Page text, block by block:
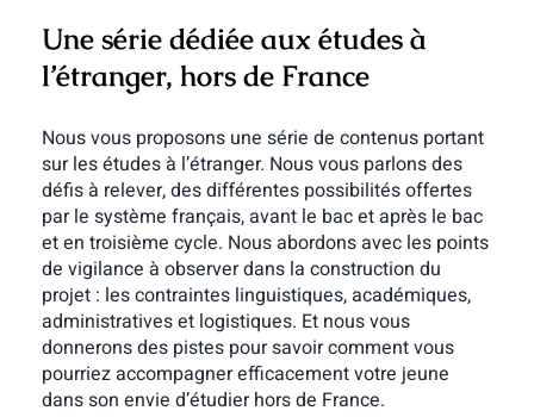
Une série dédiée aux études à
l’étranger, hors de France
Nous vous proposons une série de contenus portant
sur les études à l’étranger. Nous vous parlons des
défis à relever, des différentes possibilités offertes
par le système français, avant le bac et après le bac
et en troisième cycle. Nous abordons avec les points
de vigilance à observer dans la construction du
projet : les contraintes linguistiques, académiques,
administratives et logistiques. Et nous vous
donnerons des pistes pour savoir comment vous
pourriez accompagner efficacement votre jeune
dans son envie d’étudier hors de France.